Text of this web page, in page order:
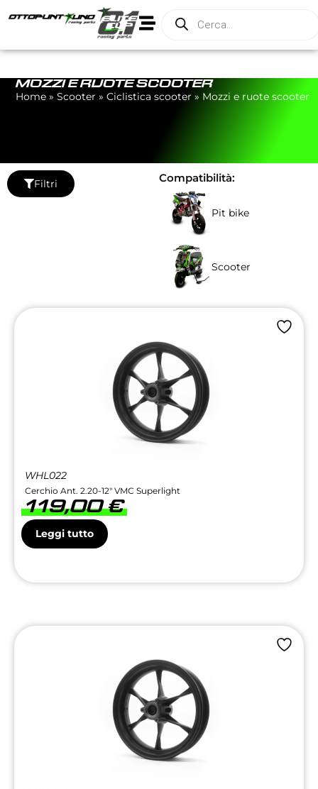
MOZZI E RUOTE SCOOTER
Home » Scooter » Ciclistica scooter » Mozzi e ruote scooter
Filtri Compatibilità:
Pit bike
Scooter
WHL022
Cerchio Ant. 2.20-12″ VMC Superlight
119,00€
Leggi tutto